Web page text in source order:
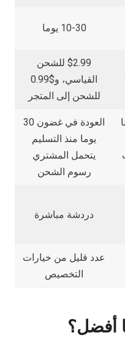
10-30 يوما
$2.99 للشحن
القياسي، و$0.99
للشحن إلى المتجر
العودة في غضون 30
يوما منذ التسليم
يتحمل المشتري
رسوم الشحن
دردشة مباشرة
عدد قليل من خيارات
التخصيص
أفضل؟